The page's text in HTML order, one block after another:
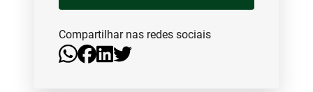
Compartilhar nas redes sociais